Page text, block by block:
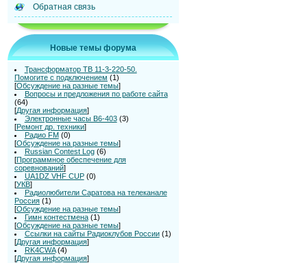
Обратная связь
Новые темы форума
Трансформатор ТВ 11-3-220-50.
Помогите с подключением (1)
[Обсуждение на разные темы]
Вопросы и предложения по работе сайта
(64)
[Другая информация]
Электронные часы В6-403 (3)
[Ремонт др. техники]
Радио FM (0)
[Обсуждение на разные темы]
Russian Contest Log (6)
[Программное обеспечение для
соревнований]
UA1DZ VHF CUP (0)
[УКВ]
Радиолюбители Саратова на телеканале
Россия (1)
[Обсуждение на разные темы]
Гимн контестмена (1)
[Обсуждение на разные темы]
Ссылки на сайты Радиоклубов России (1)
[Другая информация]
RK4CWA (4)
[Другая информация]